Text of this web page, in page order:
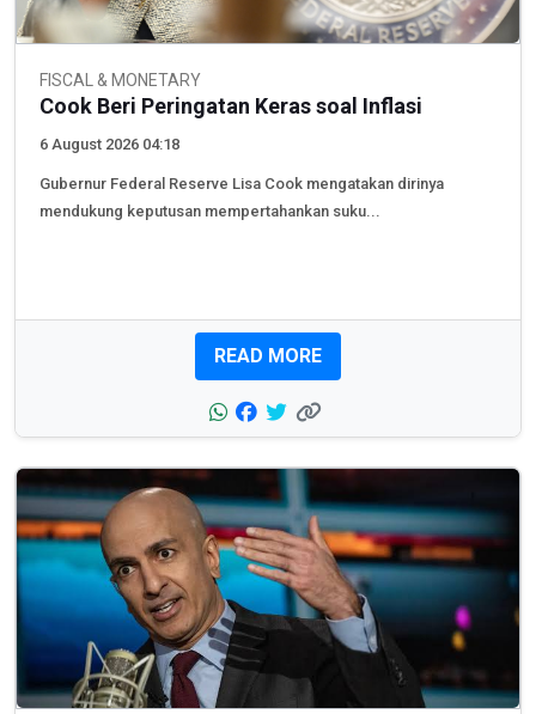
FISCAL & MONETARY
Cook Beri Peringatan Keras soal Inflasi
6 August 2026 04:18
Gubernur Federal Reserve Lisa Cook mengatakan dirinya
mendukung keputusan mempertahankan suku...
READ MORE